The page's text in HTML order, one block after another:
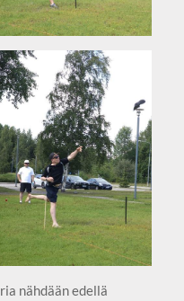
nähdään edellä